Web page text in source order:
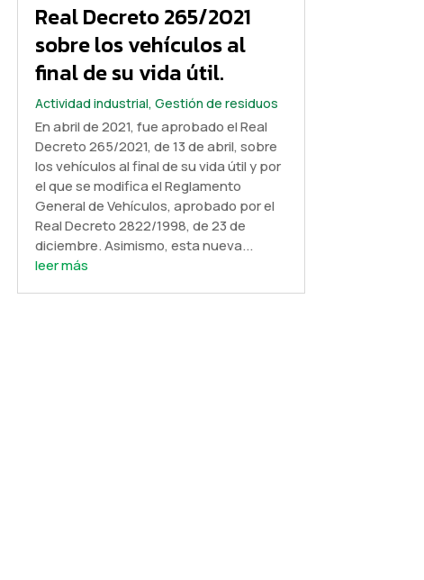
Real Decreto 265/2021
sobre los vehículos al
final de su vida útil.
Actividad industrial, Gestión de residuos
En abril de 2021, fue aprobado el Real
Decreto 265/2021, de 13 de abril, sobre
los vehículos al final de su vida útil y por
el que se modifica el Reglamento
General de Vehículos, aprobado por el
Real Decreto 2822/1998, de 23 de
diciembre. Asimismo, esta nueva...
leer más